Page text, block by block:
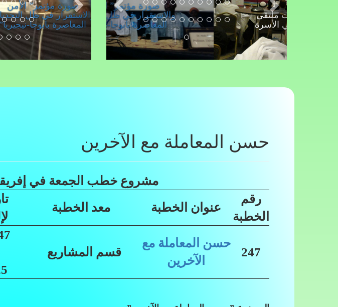
صورة
والاستقرار
المعاصرة
لقطات من فعاليات ملتقى
قيمة المسؤولية في الأسرة
حسن المعاملة مع الآخرين
مشروع خطب الجمعة في
رقم
الخطبة
عنوان الخطبة معد الخطبة
247
حسن المعاملة مع
الآخرين
قسم المشاريع